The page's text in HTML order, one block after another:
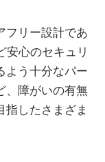
フリー設計であ
安心のセキュリ
よう十分なパー
、障がいの有無
指したさまざま